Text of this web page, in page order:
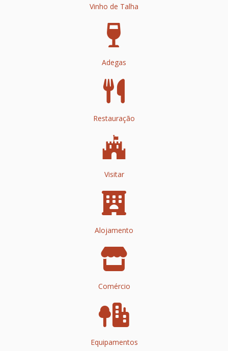
Vinho de Talha
Adegas
Restauração
Visitar
Alojamento
Comércio
Equipamentos